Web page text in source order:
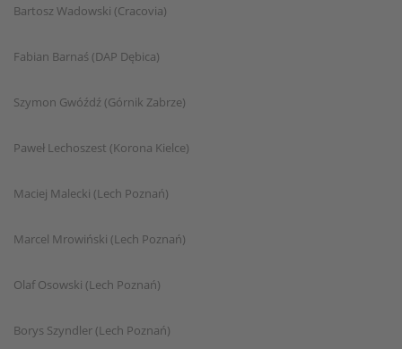
Bartosz Wadowski (Cracovia)
Fabian Barnaś (DAP Dębica)
Szymon Gwóźdź (Górnik Zabrze)
Paweł Lechoszest (Korona Kielce)
Maciej Malecki (Lech Poznań)
Marcel Mrowiński (Lech Poznań)
Olaf Osowski (Lech Poznań)
Borys Szyndler (Lech Poznań)